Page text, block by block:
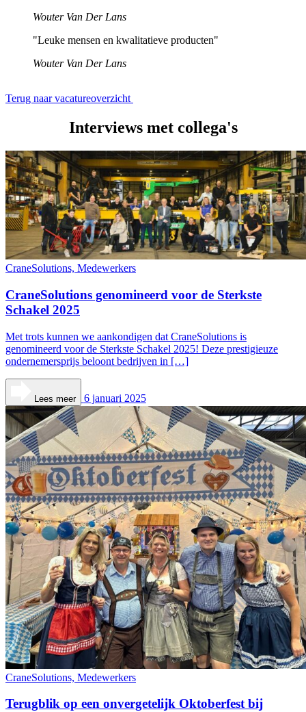
Wouter Van Der Lans
"Leuke mensen en kwalitatieve producten"
Wouter Van Der Lans
Terug naar vacatureoverzicht
Interviews met collega's
CraneSolutions, Medewerkers
CraneSolutions genomineerd voor de Sterkste
Schakel 2025
Met trots kunnen we aankondigen dat CraneSolutions is
genomineerd voor de Sterkste Schakel 2025! Deze prestigieuze
ondernemersprijs beloont bedrijven in […]
Lees meer 6 januari 2025
CraneSolutions, Medewerkers
Terugblik op een onvergetelijk Oktoberfest bij